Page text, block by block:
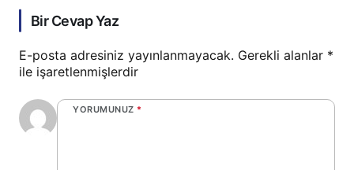
Bir Cevap Yaz
E-posta adresiniz yayınlanmayacak. Gerekli alanlar *
ile işaretlenmişlerdir
YORUMUNUZ *